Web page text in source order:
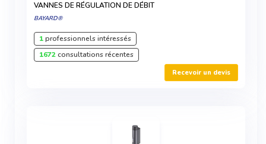
VANNES DE RÉGULATION DE DÉBIT
BAYARD®
1professionnels intéressés
1672consultations récentes
Recevoir un devis